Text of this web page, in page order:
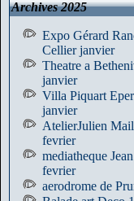
Archives 2025
Expo Gérard
Cellier janvier
Theatre a
janvier
Villa Piquart
janvier
AtelierJulien
fevrier
mediatheque
fevrier
aerodrome de